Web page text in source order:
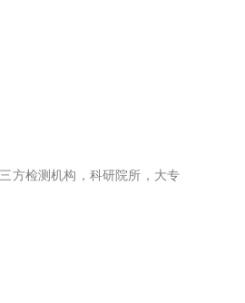
方检测机构，科研院所，大专